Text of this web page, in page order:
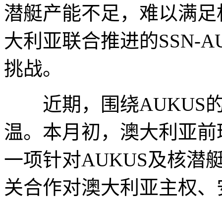
潜艇产能不足，难以满
大利亚联合推进的SSN-
挑战。
近期，围绕AUKUS的
温。本月初，澳大利亚
一项针对AUKUS及核潜
关合作对澳大利亚主权